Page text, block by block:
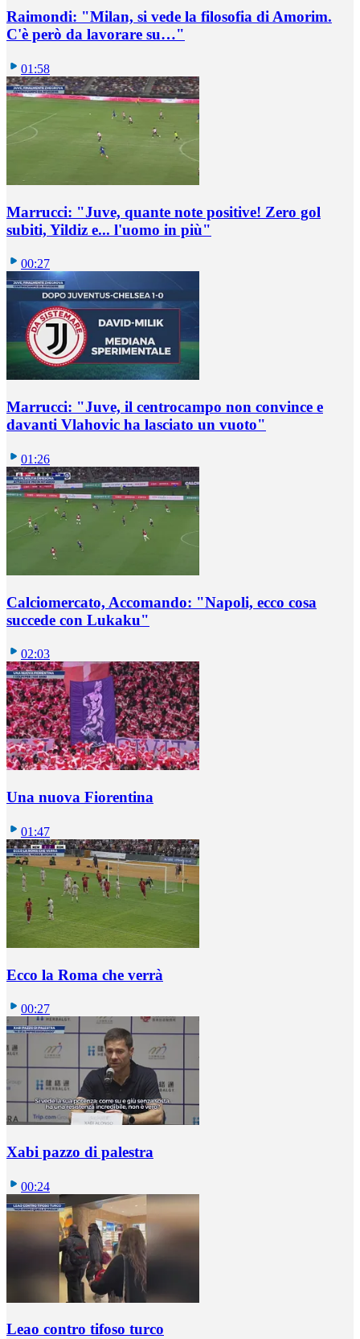
Raimondi: "Milan, si vede la filosofia di Amorim.
C'è però da lavorare su…"
01:58
Marrucci: "Juve, quante note positive! Zero gol
subiti, Yildiz e... l'uomo in più"
00:27
Marrucci: "Juve, il centrocampo non convince e
davanti Vlahovic ha lasciato un vuoto"
01:26
Calciomercato, Accomando: "Napoli, ecco cosa
succede con Lukaku"
02:03
Una nuova Fiorentina
01:47
Ecco la Roma che verrà
00:27
Xabi pazzo di palestra
00:24
Leao contro tifoso turco